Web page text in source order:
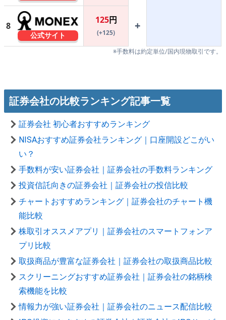
8
公式サイト
125円
(+125)
+
※手数料は約定単位/国内現物取引です。
証券会社の比較ランキング記事一覧
証券会社 初心者おすすめランキング
NISAおすすめ証券会社ランキング｜口座開設どこがい
い？
手数料が安い証券会社｜証券会社の手数料ランキング
投資信託向きの証券会社｜証券会社の投信比較
チャートおすすめランキング｜証券会社のチャート機
能比較
株取引オススメアプリ｜証券会社のスマートフォンア
プリ比較
取扱商品が豊富な証券会社｜証券会社の取扱商品比較
スクリーニングおすすめ証券会社｜証券会社の銘柄検
索機能を比較
情報力が強い証券会社｜証券会社のニュース配信比較